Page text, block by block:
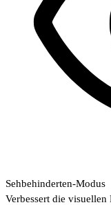
Sehbehinderten-Modus
Verbessert die visuellen